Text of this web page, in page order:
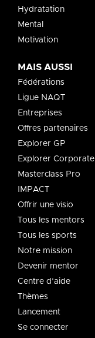
Hydratation
Mental
Motivation
MAIS AUSSI
Fédérations
Ligue NAQT
Entreprises
Offres partenaires
Explorer GP
Explorer Corporate
Masterclass Pro
IMPACT
Offrir une visio
Tous les mentors
Tous les sports
Notre mission
Devenir mentor
Centre d'aide
Thèmes
Lancement
Se connecter